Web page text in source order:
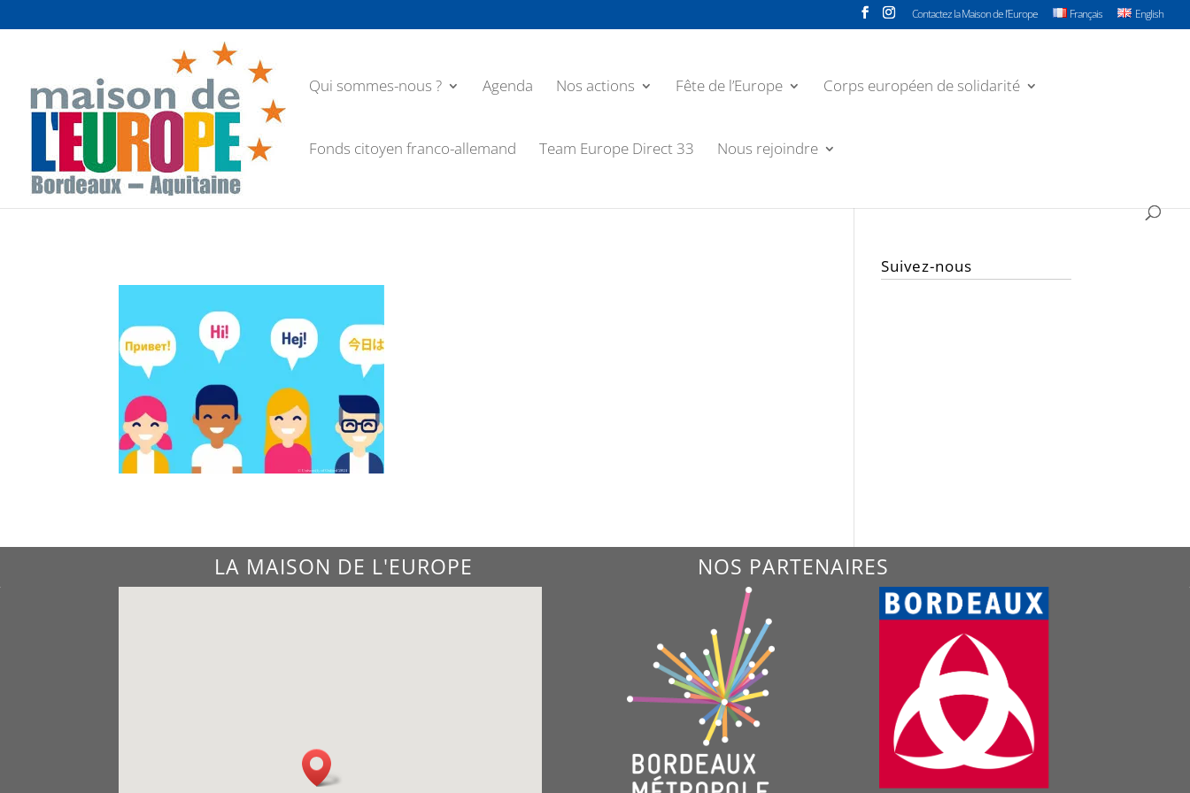
Contactez la Maison de l’Europe Français English
Qui sommes-nous ? Agenda Nos actions Fête de l’Europe Corps européen de solidarité
Fonds citoyen franco-allemand Team Europe Direct 33 Nous rejoindre
Suivez-nous
LA MAISON DE L'EUROPE NOS PARTENAIRES